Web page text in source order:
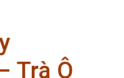
Trà Ô